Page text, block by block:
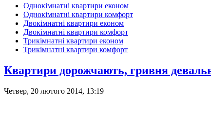
Однокімнатні квартири економ
Однокімнатні квартири комфорт
Двокімнатні квартири економ
Двокімнатні квартири комфорт
Трикімнатні квартири економ
Трикімнатні квартири комфорт
Квартири дорожчають, гривня
Четвер, 20 лютого 2014, 13:19